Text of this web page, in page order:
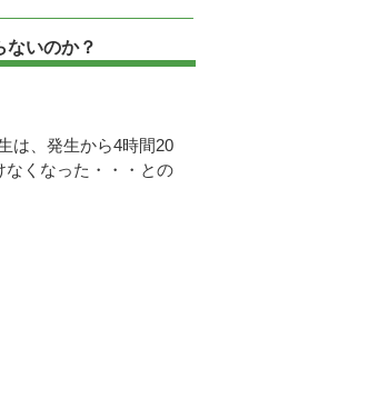
いのか？
は、発生から4時間20
なくなった・・・との